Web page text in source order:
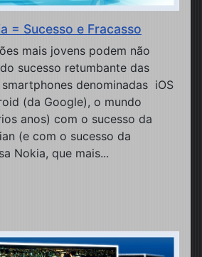
= Sucesso e Fracasso
mais jovens podem não
sucesso retumbante das
denominadas iOS
(da Google), o mundo
anos) com o sucesso da
(e com o sucesso da
Nokia, que mais...